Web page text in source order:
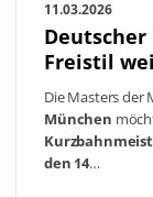
11.03.2026
Deutscher
Freistil
Die Masters der
München
den 14…